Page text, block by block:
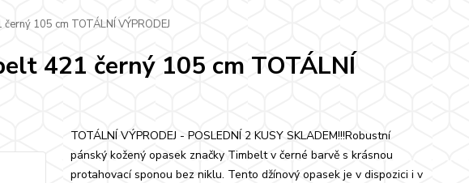
105 cm TOTÁLNÍ VÝPRODEJ
421 černý 105 cm TOTÁLNÍ
TOTÁLNÍ VÝPRODEJ - POSLEDNÍ 2 KUSY SKLADEM!!!Robustní
pánský kožený opasek značky Timbelt v černé barvě s krásnou
protahovací sponou bez niklu. Tento džínový opasek je v dispozici i v